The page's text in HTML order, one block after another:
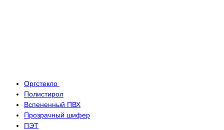
Оргстекло
Полистирол
Вспененный ПВХ
Прозрачный шифер
ПЭТ